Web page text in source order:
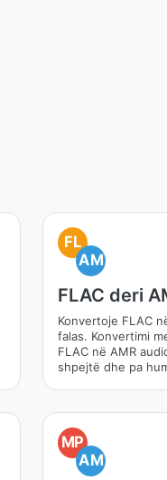
FL
AM
FLAC deri
Konvertoje FLAC
falas. Konvertimi
FLAC në AMR
shpejtë dhe pa
MP
AM